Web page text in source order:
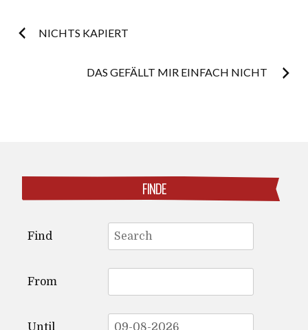
Post
NICHTS KAPIERT
DAS GEFÄLLT MIR EINFACH NICHT
FINDE
for:
Find
From